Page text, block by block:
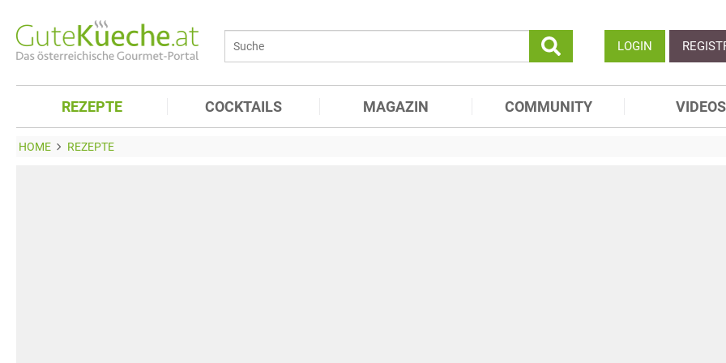
LOGIN
REZEPTE COCKTAILS MAGAZIN COMMUNITY VIDEOS
HOME REZEPTE